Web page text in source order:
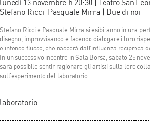
lunedì 13 novembre h 20:30 | Teatro San
Stefano Ricci, Pasquale Mirra | Due di noi
Stefano Ricci e Pasquale Mirra si esibiranno in una
disegno, improvvisando e facendo dialogare i loro
e intenso flusso, che nascerà dall’influenza reciproca
In un successivo incontro in Sala Borsa, sabato 25
sarà possibile sentir ragionare gli artisti sulla loro
sull’esperimento del laboratorio.
laboratorio